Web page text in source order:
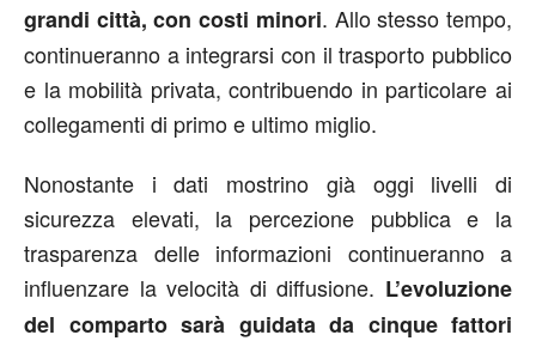
grandi città, con costi minori. Allo stesso tempo,
continueranno a integrarsi con il trasporto pubblico
e la mobilità privata, contribuendo in particolare ai
collegamenti di primo e ultimo miglio.
Nonostante i dati mostrino già oggi livelli di
sicurezza elevati, la percezione pubblica e la
trasparenza delle informazioni continueranno a
influenzare la velocità di diffusione. L’evoluzione
del comparto sarà guidata da cinque fattori